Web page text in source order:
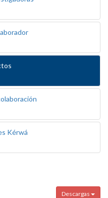
Kérwá
Descargas